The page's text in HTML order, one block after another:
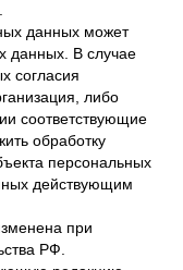
данных может
данных. В случае
согласия
либо
соответствующие
обработку
персональных
действующим
при
РФ.